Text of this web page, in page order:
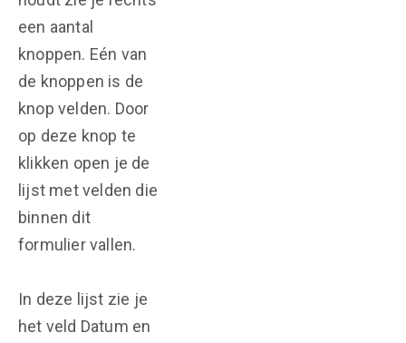
een aantal
knoppen. Eén van
de knoppen is de
knop velden. Door
op deze knop te
klikken open je de
lijst met velden die
binnen dit
formulier vallen.
In deze lijst zie je
het veld Datum en